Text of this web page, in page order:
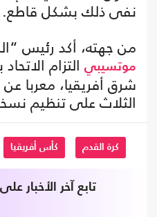
نفى ذلك بشكل قاطع.
من جهته، أكد رئيس
موتسيبي التزام
شرق أفريقيا، معربا
الثلاث على تنظيم
كرة القدم كأس أفريقيا
تابع آخر الأخبار